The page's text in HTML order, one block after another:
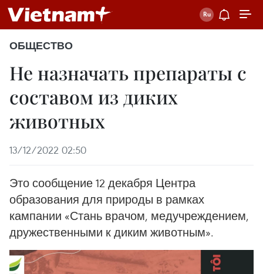
ОБЩЕСТВО
Не назначать препараты c
составом из диких
животных
13/12/2022 02:50
Это сообщение 12 декабря Центра
образования для природы в рамках
кампании «Стань врачом, медучреждением,
дружественными к диким животным».